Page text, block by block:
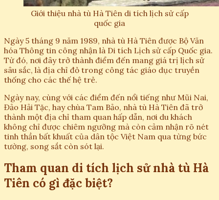
Giới thiệu nhà tù Hà Tiên di tích lịch sử cấp
quốc gia
Ngày 5 tháng 9 năm 1989, nhà tù Hà Tiên được Bộ Văn
hóa Thông tin công nhận là Di tích Lịch sử cấp Quốc gia.
Từ đó, nơi đây trở thành điểm đến mang giá trị lịch sử
sâu sắc, là địa chỉ đỏ trong công tác giáo dục truyền
thống cho các thế hệ trẻ.
Ngày nay, cùng với các điểm đến nổi tiếng như Mũi Nai,
Đảo Hải Tặc, hay chùa Tam Bảo, nhà tù Hà Tiên đã trở
thành một địa chỉ tham quan hấp dẫn, nơi du khách
không chỉ được chiêm ngưỡng mà còn cảm nhận rõ nét
tinh thần bất khuất của dân tộc Việt Nam qua từng bức
tường, song sắt còn sót lại.
Tham quan di tích lịch sử nhà tù Hà
Tiên có gì đặc biệt?